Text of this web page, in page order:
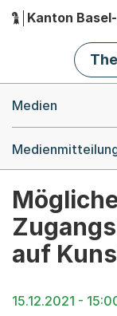
Hauptnavigation
Kanton
Medien
auf
15.12.2021 -